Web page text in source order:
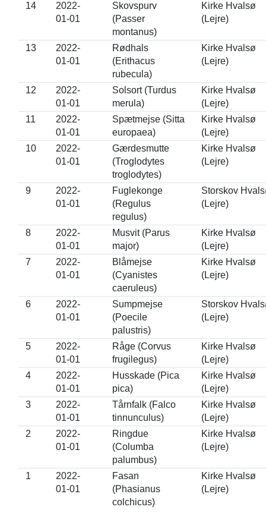
14
2022-
01-01
Skovspurv
(Passer
montanus)
Kirke Hvalsø
(Lejre)
13
2022-
01-01
Rødhals
(Erithacus
rubecula)
Kirke Hvalsø
(Lejre)
12
2022-
01-01
Solsort (Turdus
merula)
Kirke Hvalsø
(Lejre)
11
2022-
01-01
Spætmejse (Sitta
europaea)
Kirke Hvalsø
(Lejre)
10
2022-
01-01
Gærdesmutte
(Troglodytes
troglodytes)
Kirke Hvalsø
(Lejre)
9
2022-
01-01
Fuglekonge
(Regulus
regulus)
Storskov
(Lejre)
8
2022-
01-01
Musvit (Parus
major)
Kirke Hvalsø
(Lejre)
7
2022-
01-01
Blåmejse
(Cyanistes
caeruleus)
Kirke Hvalsø
(Lejre)
6
2022-
01-01
Sumpmejse
(Poecile
palustris)
Storskov
(Lejre)
5
2022-
01-01
Råge (Corvus
frugilegus)
Kirke Hvalsø
(Lejre)
4
2022-
01-01
Husskade (Pica
pica)
Kirke Hvalsø
(Lejre)
3
2022-
01-01
Tårnfalk (Falco
tinnunculus)
Kirke Hvalsø
(Lejre)
2
2022-
01-01
Ringdue
(Columba
palumbus)
Kirke Hvalsø
(Lejre)
1
2022-
01-01
Fasan
(Phasianus
colchicus)
Kirke Hvalsø
(Lejre)